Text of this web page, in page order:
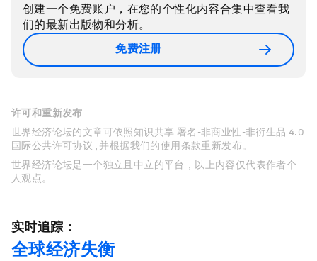
创建一个免费账户，在您的个性化内容合集中查看我
们的最新出版物和分析。
免费注册
许可和重新发布
世界经济论坛的文章可依照知识共享 署名-非商业性-非衍生品 4.0
国际公共许可协议 , 并根据我们的使用条款重新发布。
世界经济论坛是一个独立且中立的平台，以上内容仅代表作者个
人观点。
实时追踪：
全球经济失衡